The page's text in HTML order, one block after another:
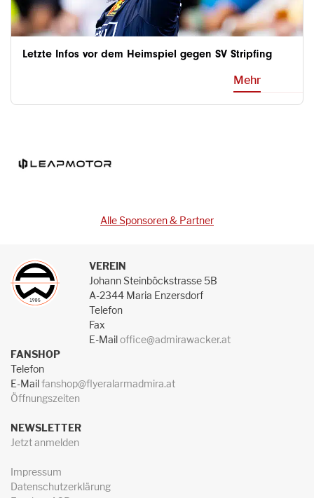
Letzte Infos vor dem Heimspiel gegen SV Stripfing
Mehr
Alle Sponsoren & Partner
VEREIN
Johann Steinböckstrasse 5B
A-2344 Maria Enzersdorf
Telefon
Fax
E-Mailoffice@admirawacker.at
FANSHOP
Telefon
E-Mailfanshop@flyeralarmadmira.at
Öffnungszeiten
NEWSLETTER
Jetzt anmelden
Impressum
Datenschutzerklärung